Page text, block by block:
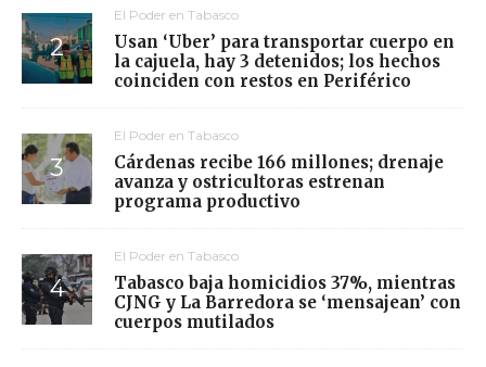
El Poder en Tabasco
Usan ‘Uber’ para transportar cuerpo en
la cajuela, hay 3 detenidos; los hechos
coinciden con restos en Periférico
El Poder en Tabasco
Cárdenas recibe 166 millones; drenaje
avanza y ostricultoras estrenan
programa productivo
El Poder en Tabasco
Tabasco baja homicidios 37%, mientras
CJNG y La Barredora se ‘mensajean’ con
cuerpos mutilados